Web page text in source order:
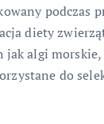
podczas
diety
jak algi
do